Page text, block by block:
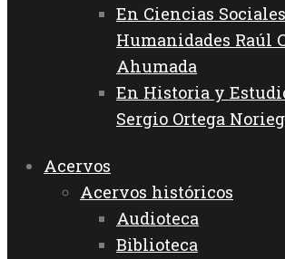
En Ciencias
Humanidades Raúl
Ahumada
En Historia y
Sergio Ortega
Acervos
Acervos históricos
Audioteca
Biblioteca